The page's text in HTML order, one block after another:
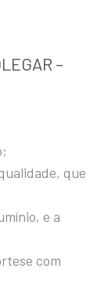
–
que
e a
com